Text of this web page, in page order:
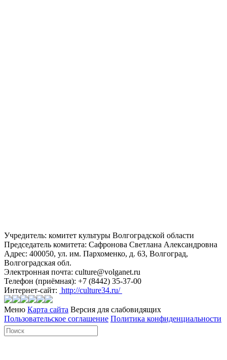
Учредитель: комитет культуры Волгоградской области
Председатель комитета: Сафронова Светлана Александровна
Адрес: 400050, ул. им. Пархоменко, д. 63, Волгоград,
Волгоградская обл.
Электронная почта: culture@volganet.ru
Телефон (приёмная): +7 (8442) 35-37-00
Интернет-сайт: http://culture34.ru/
Меню Карта сайта Версия для слабовидящих
Пользовательское соглашение Политика конфиденциальности